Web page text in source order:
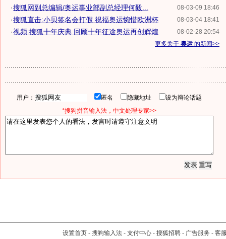
08-03-09 18:46
·搜狐网副总编辑/奥运事业部副总经理何毅...
08-03-04 18:41
·搜狐直击:小贝签名会打假 祝福奥运惋惜欧洲杯
08-02-28 20:54
·视频:搜狐十年庆典 回顾十年征途奥运再创辉煌
更多关于 奥运 的新闻>>
用户： 匿名 隐藏地址
设为辩论话题
*搜狗拼音输入法，中文处理专家>>
设置首页 - 搜狗输入法 - 支付中心 - 搜狐招聘 - 广告服务 - 客